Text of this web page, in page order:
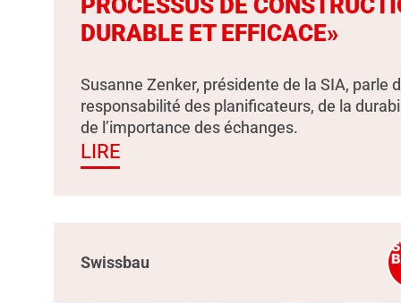
PROCESSUS DE
DURABLE ET EFFICACE»
Susanne Zenker, présidente de la SIA, parle
responsabilité des planificateurs, de la
de l’importance des échanges.
LIRE
Swissbau